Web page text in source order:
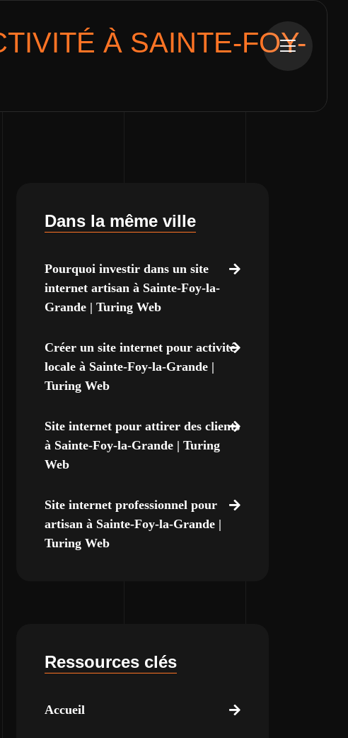
À SAINTE-FOY-
Dans la même ville
Pourquoi investir dans un site
internet artisan à Sainte-Foy-la-
Grande | Turing Web
Créer un site internet pour activité
locale à Sainte-Foy-la-Grande |
Turing Web
Site internet pour attirer des clients
à Sainte-Foy-la-Grande | Turing
Web
Site internet professionnel pour
artisan à Sainte-Foy-la-Grande |
Turing Web
Ressources clés
Accueil